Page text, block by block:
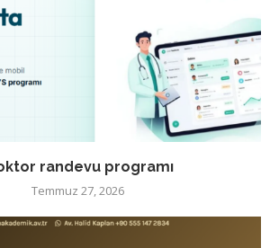
randevu programı
Temmuz 27, 2026